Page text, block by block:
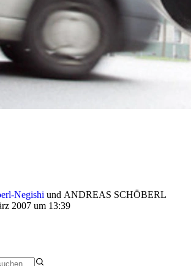
Negishi und ANDREAS SCHÖBERL
2007 um 13:39